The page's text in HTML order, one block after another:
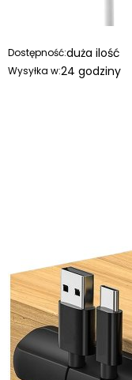
Dostępność:duża ilość
Wysyłka w:24 godziny